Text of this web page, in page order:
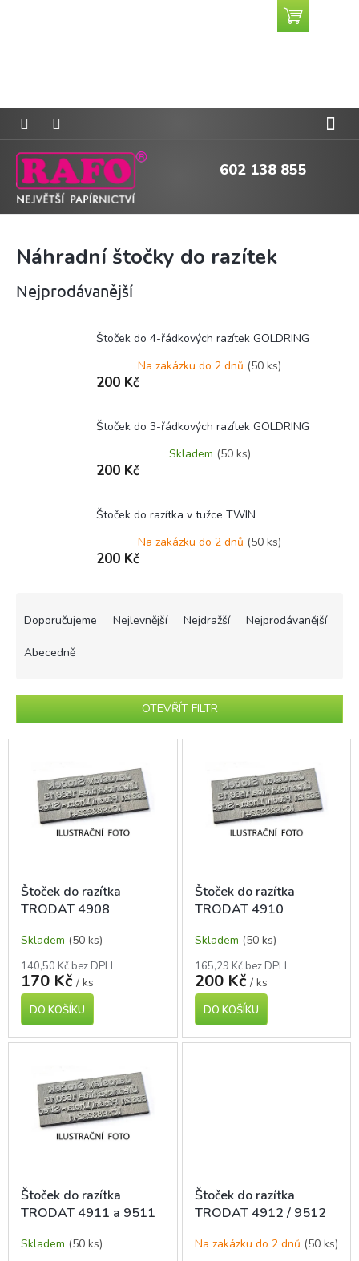
602 138 855
Nákupní
košík
Náhradní štočky do razítek
Nejprodávanější
Štoček do 4-řádkových razítek GOLDRING
Na zakázku do 2 dnů (50 ks)
200 Kč
Štoček do 3-řádkových razítek GOLDRING
Skladem (50 ks)
200 Kč
Štoček do razítka v tužce TWIN
Na zakázku do 2 dnů (50 ks)
200 Kč
p
r
o
Doporučujeme Nejlevnější Nejdražší Nejprodávanější
Abecedně
OTEVŘÍT FILTR
V
d
u
t
ů
Štoček do razítka
TRODAT 4908
Skladem (50 ks)
140,50 Kč bez DPH
170 Kč / ks
DO KOŠÍKU
Štoček do razítka
TRODAT 4910
Skladem (50 ks)
165,29 Kč bez DPH
200 Kč / ks
DO KOŠÍKU
Štoček do razítka
TRODAT 4911 a 9511
Skladem (50 ks)
Štoček do razítka
TRODAT 4912 / 9512
Na zakázku do 2 dnů (50 ks)